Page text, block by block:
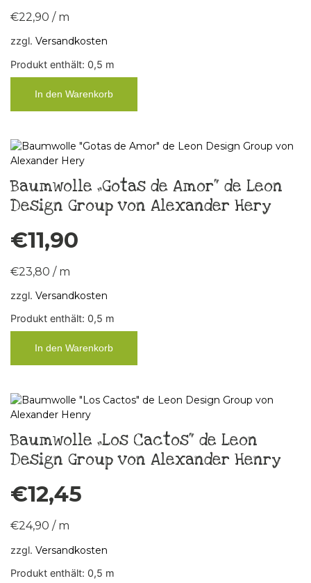
€22,90 / m
zzgl. Versandkosten
Produkt enthält: 0,5 m
In den Warenkorb
Baumwolle „Gotas de Amor“ de Leon
Design Group von Alexander Hery
€11,90
€23,80 / m
zzgl. Versandkosten
Produkt enthält: 0,5 m
In den Warenkorb
Baumwolle „Los Cactos“ de Leon
Design Group von Alexander Henry
€12,45
€24,90 / m
zzgl. Versandkosten
Produkt enthält: 0,5 m